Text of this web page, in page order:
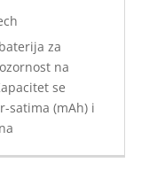
za
na
se
satima (mAh) i